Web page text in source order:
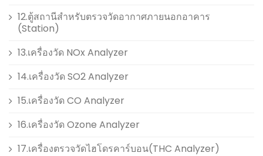
12.ตู้สถานีสำหรับตรวจวัดอากาศภายนอกอาคาร
(Station)
13.เครื่องวัด NOx Analyzer
14.เครื่องวัด SO2 Analyzer
15.เครื่องวัด CO Analyzer
16.เครื่องวัด Ozone Analyzer
17.เครื่องตรวจวัดไฮโดรคาร์บอน(THC Analyzer)